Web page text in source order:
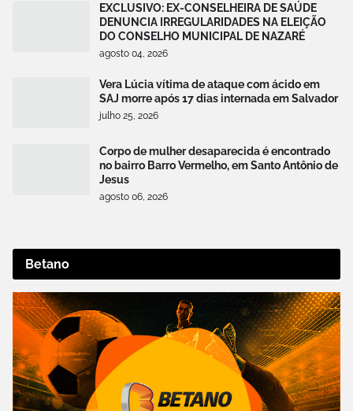
EXCLUSIVO: EX-CONSELHEIRA DE SAÚDE
DENUNCIA IRREGULARIDADES NA ELEIÇÃO
DO CONSELHO MUNICIPAL DE NAZARÉ
agosto 04, 2026
Vera Lúcia vítima de ataque com ácido em
SAJ morre após 17 dias internada em Salvador
julho 25, 2026
Corpo de mulher desaparecida é encontrado
no bairro Barro Vermelho, em Santo Antônio de
Jesus
agosto 06, 2026
Betano